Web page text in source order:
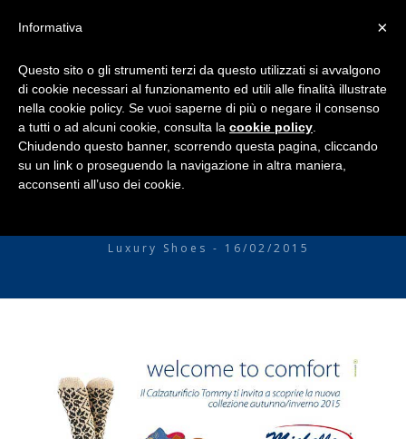
COLLEZIONE P/E 2026
CONTATTI
Luxury Shoes - 16/02/2015
×
Informativa
Questo sito o gli strumenti terzi da questo utilizzati si avvalgono
di cookie necessari al funzionamento ed utili alle finalità illustrate
nella cookie policy. Se vuoi saperne di più o negare il consenso
a tutti o ad alcuni cookie, consulta la cookie policy
Chiudendo questo banner, scorrendo questa pagina, cliccando
su un link o proseguendo la navigazione in altra maniera,
acconsenti all’uso dei cookie.